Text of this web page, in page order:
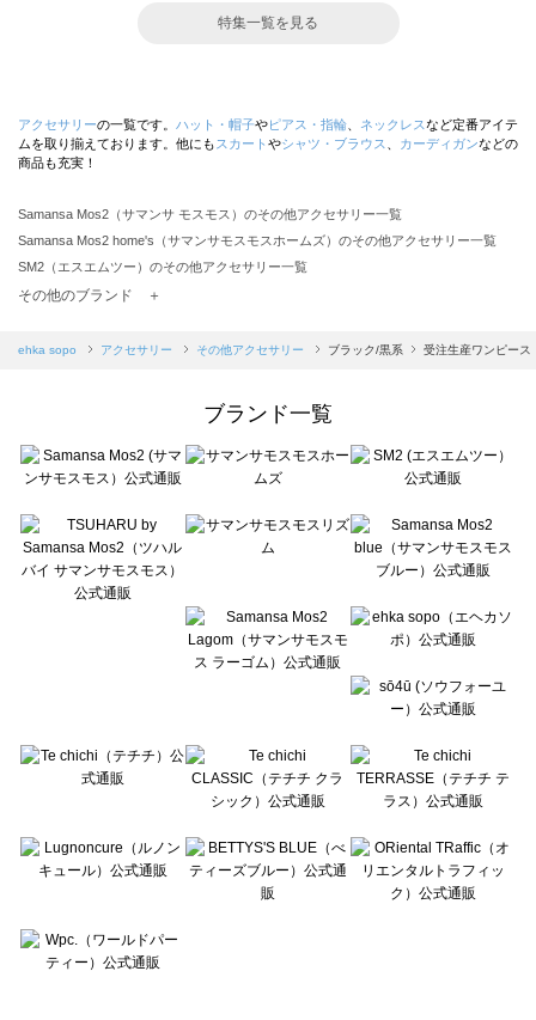
特集一覧を見る
アクセサリーの一覧です。 ハット・帽子やピアス・指輪 ネックレスなど定番アイテ
ムを取り揃えております。他にも スカート やシャツ・ブラウス カーディガンなどの
商品も充実！
Samansa Mos2（サマンサ モスモス）のその他アクセサリー一覧
Samansa Mos2 home's（サマンサモスモスホームズ）のその他アクセサリー一覧
SM2（エスエムツー）のその他アクセサリー一覧
Samansa Mos2 blue（サマンサモスモス ブルー）のその他アクセサリー一覧
sō4ū（ソウフォーユー）のその他アクセサリー一覧
Te chichi（テチチ）のその他アクセサリー一覧
Te chichi CLASSIC（テチチ クラシック）のその他アクセサリー一覧
Lugnoncure（ルノンキュール）のその他アクセサリー一覧
BETTY'S BLUE（べティーズブルー）のその他アクセサリー一覧
Wpc.（ワールドパーティー）のその他アクセサリー一覧
その他のブランド ＋
ehka sopo アクセサリー その他アクセサリー ブラック/黒系 受注生産ワンピース
ブランド一覧